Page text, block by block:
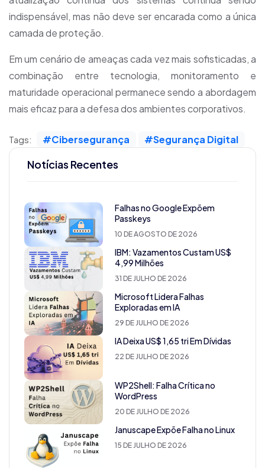
indispensável, mas não deve ser encarada como a única
camada de proteção.
Em um cenário de ameaças cada vez mais sofisticadas, a
combinação entre tecnologia, monitoramento e
maturidade operacional permanece sendo a abordagem
mais eficaz para a defesa dos ambientes corporativos.
Tags: #Cibersegurança #Segurança Digital
Notícias Recentes
Falhas no Google Expõem
Passkeys
10 DE AGOSTO DE 2026
IBM: Vazamentos Custam US$
4,99 Milhões
31 DE JULHO DE 2026
Microsoft Lidera Falhas
Exploradas em IA
29 DE JULHO DE 2026
IA Deixa US$ 1,65 tri Em Dívidas
22 DE JULHO DE 2026
WP2Shell: Falha Crítica no
WordPress
20 DE JULHO DE 2026
Januscape Expõe Falha no Linux
15 DE JULHO DE 2026